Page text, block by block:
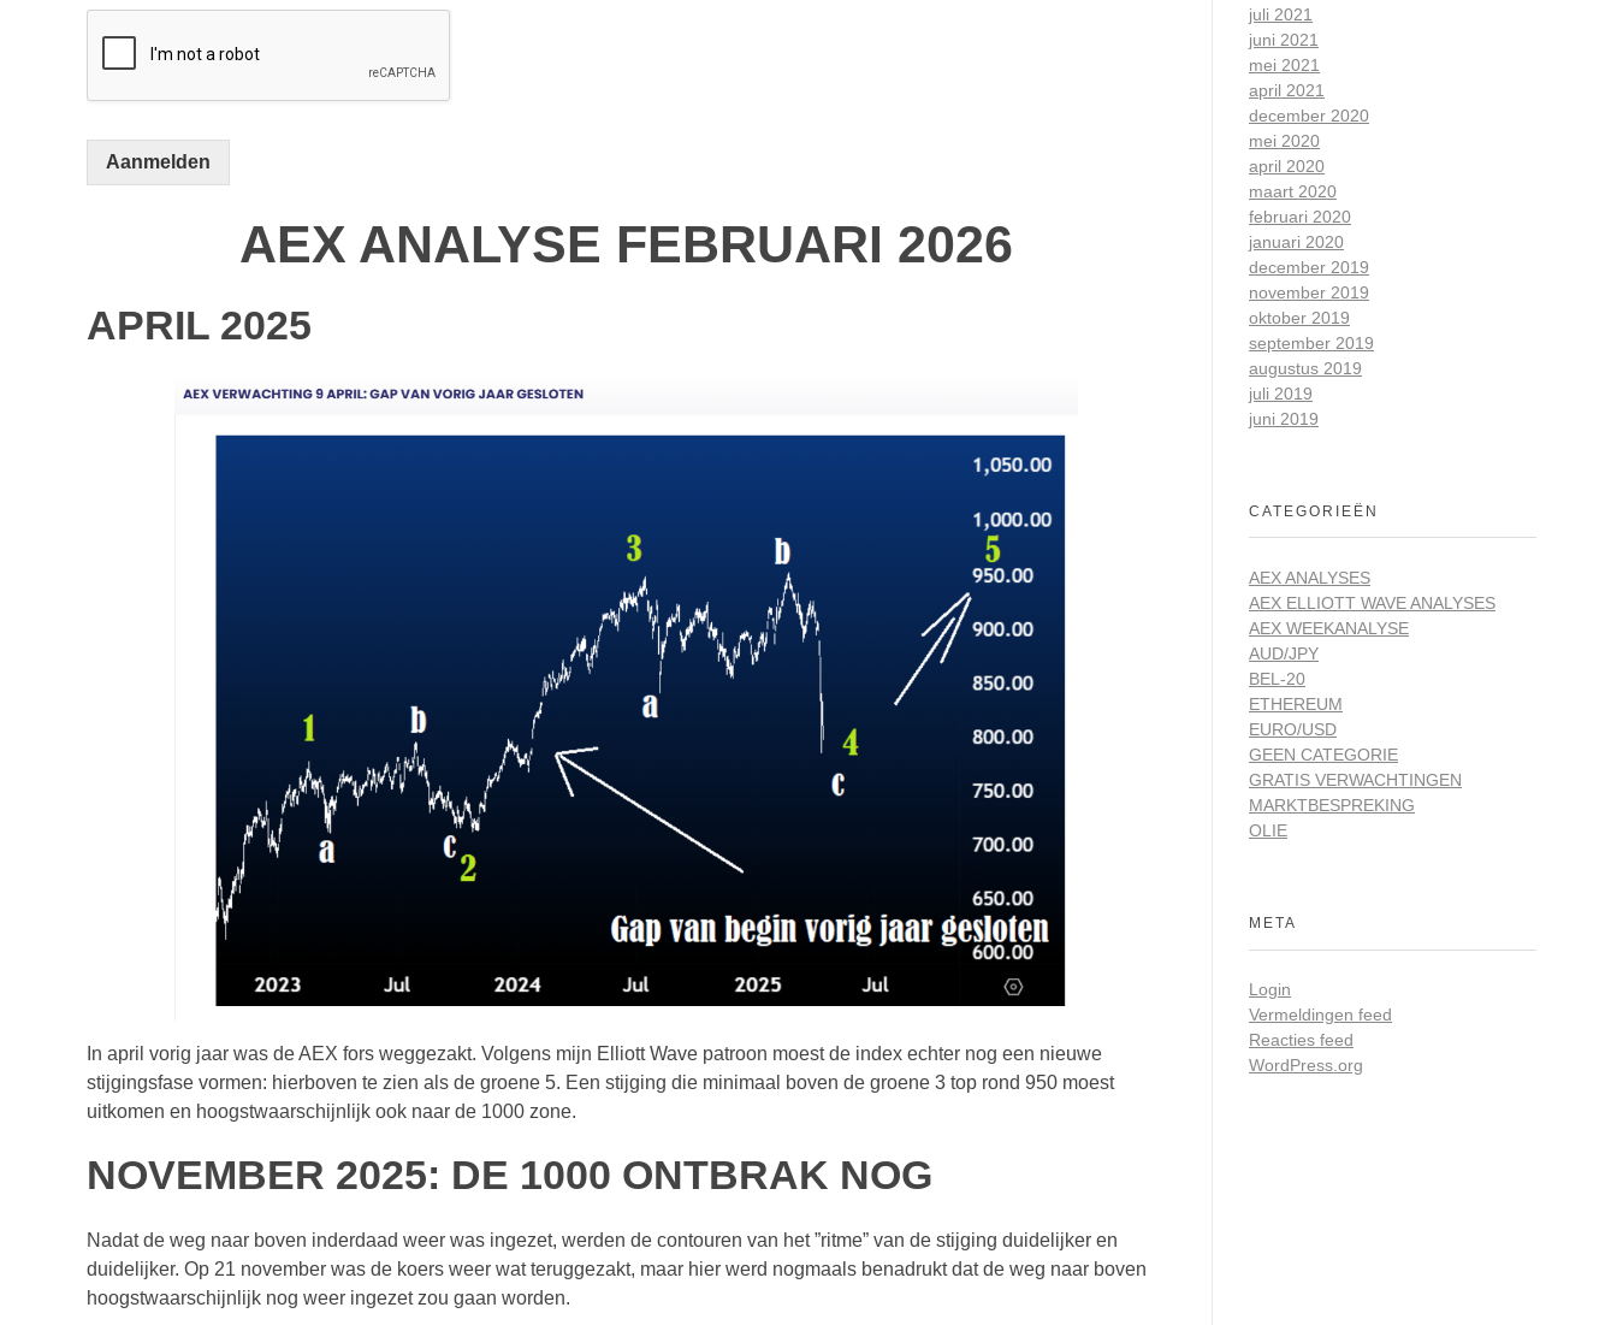
Aanmelden
AEX ANALYSE FEBRUARI 2026
APRIL 2025
In april vorig jaar was de AEX fors weggezakt. Volgens mijn Elliott Wave patroon moest de index echter nog een nieuwe
stijgingsfase vormen: hierboven te zien als de groene 5. Een stijging die minimaal boven de groene 3 top rond 950 moest
uitkomen en hoogstwaarschijnlijk ook naar de 1000 zone.
NOVEMBER 2025: DE 1000 ONTBRAK NOG
Nadat de weg naar boven inderdaad weer was ingezet, werden de contouren van het ”ritme” van de stijging duidelijker en
duidelijker. Op 21 november was de koers weer wat teruggezakt, maar hier werd nogmaals benadrukt dat de weg naar boven
hoogstwaarschijnlijk nog weer ingezet zou gaan worden.
juli 2021
juni 2021
mei 2021
april 2021
december 2020
mei 2020
april 2020
maart 2020
februari 2020
januari 2020
december 2019
november 2019
oktober 2019
september 2019
augustus 2019
juli 2019
juni 2019
CATEGORIEËN
AEX ANALYSES
AEX ELLIOTT WAVE ANALYSES
AEX WEEKANALYSE
AUD/JPY
BEL-20
ETHEREUM
EURO/USD
GEEN CATEGORIE
GRATIS VERWACHTINGEN
MARKTBESPREKING
OLIE
META
Login
Vermeldingen feed
Reacties feed
WordPress.org